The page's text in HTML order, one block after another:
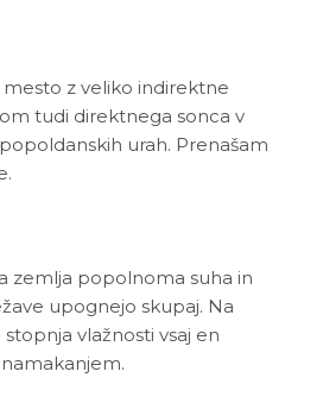
z veliko indirektne
tudi direktnega sonca v
urah. Prenašam
zemlja popolnoma suha in
upognejo skupaj. Na
stopnja vlažnosti vsaj en